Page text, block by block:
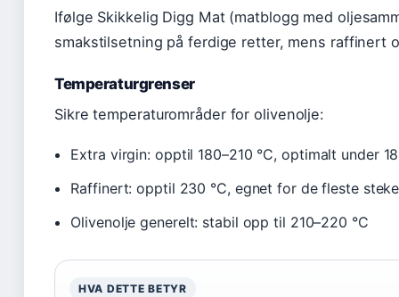
Ifølge Skikkelig Digg Mat (matblogg med
smakstilsetning på ferdige retter, mens raffinert
Temperaturgrenser
Sikre temperaturområder for olivenolje:
Extra virgin: opptil 180–210 °C, optimalt under
Raffinert: opptil 230 °C, egnet for de fleste
Olivenolje generelt: stabil opp til 210–220 °C
HVA DETTE BETYR